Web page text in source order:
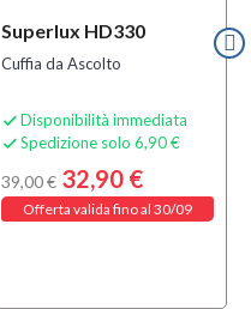
Superlux HD330
Cuffia da Ascolto
 Disponibilità immediata
 Spedizione solo 6,90 €
39,00 € 32,90 €
Offerta valida fino al 30/09